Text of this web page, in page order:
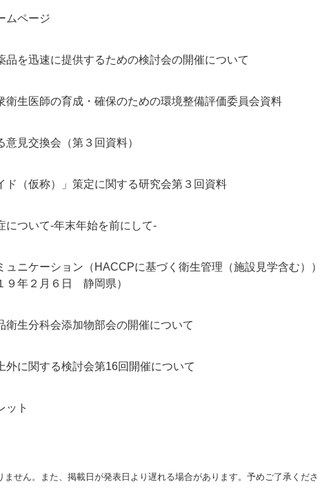
ムページ
品を迅速に提供するための検討会の開催について
衛生医師の育成・確保のための環境整備評価委員会資料
見交換会（第３回資料）
ド（仮称）」策定に関する研究会第３回資料
について-年末年始を前にして-
ュニケーション（HACCPに基づく衛生管理（施設見学含む））
９年２月６日 静岡県）
衛生分科会添加物部会の開催について
外に関する検討会第16回開催について
ット
ません。また、掲載日が発表日より遅れる場合があります。予めご了承くださ